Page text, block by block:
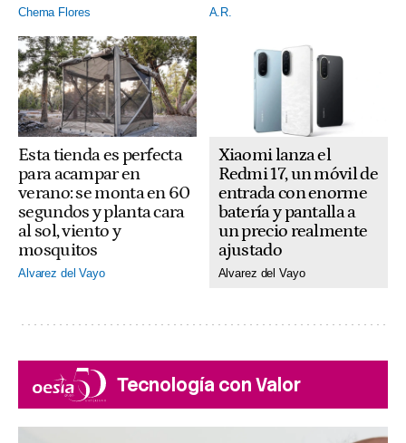
Chema Flores A.R.
Esta tienda es perfecta
para acampar en
verano: se monta en 60
segundos y planta cara
al sol, viento y
mosquitos
Alvarez del Vayo
Xiaomi lanza el
Redmi 17, un móvil de
entrada con enorme
batería y pantalla a
un precio realmente
ajustado
Alvarez del Vayo
Tecnología con Valor